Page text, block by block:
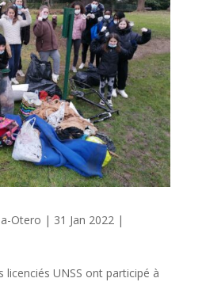
Otero | 31 Jan 2022 |
licenciés UNSS ont participé à